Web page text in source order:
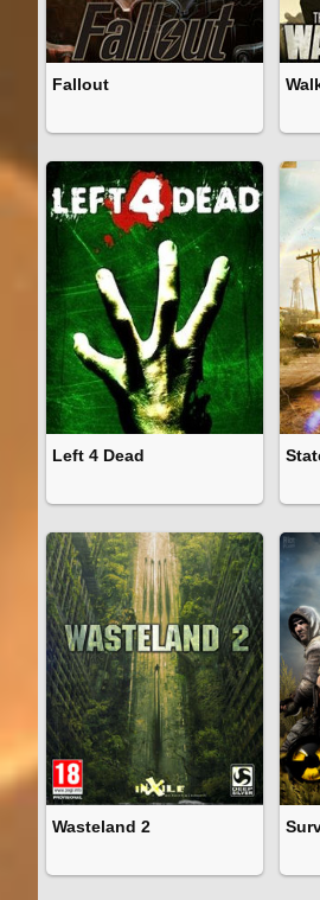
Fallout
Left 4 Dead
Wasteland 2